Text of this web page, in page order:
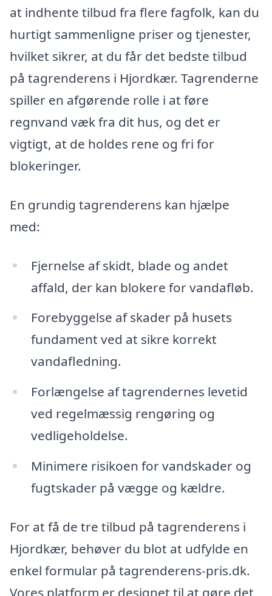
at indhente tilbud fra flere fagfolk, kan du
hurtigt sammenligne priser og tjenester,
hvilket sikrer, at du får det bedste tilbud
på tagrenderens i Hjordkær. Tagrenderne
spiller en afgørende rolle i at føre
regnvand væk fra dit hus, og det er
vigtigt, at de holdes rene og fri for
blokeringer.
En grundig tagrenderens kan hjælpe
med:
Fjernelse af skidt, blade og andet
affald, der kan blokere for vandafløb.
Forebyggelse af skader på husets
fundament ved at sikre korrekt
vandafledning.
Forlængelse af tagrendernes levetid
ved regelmæssig rengøring og
vedligeholdelse.
Minimere risikoen for vandskader og
fugtskader på vægge og kældre.
For at få de tre tilbud på tagrenderens i
Hjordkær, behøver du blot at udfylde en
enkel formular på tagrenderens-pris.dk.
Vores platform er designet til at gøre det